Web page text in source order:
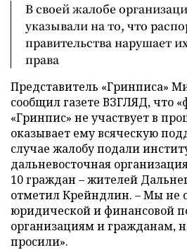
В своей жалобе
указывали на то, что
правительства нарушает
права
Представитель «Гринписа»
сообщил газете ВЗГЛЯД, что
«Гринпис» не участвует в
оказывает ему всяческую
случае жалобу подали
дальневосточная
10 граждан – жителей
отметил Крейндлин. – Мы не
юридической и финансовой
организациям и гражданам,
просили».